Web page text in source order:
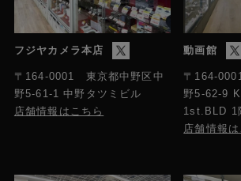
INPUT端子
Mini-XLR ×2（AES/EBU非対応）
Ethernet端子
RJ45コネクター(1000BASE-T対応)
フジヤカメラ本店
〒164-0001 東京都中野区中
野5-61-1 中野タツミビル
店舗情報はこちら
動画館
〒164-
野5-62-9
1st.BLD 1
店舗情報は